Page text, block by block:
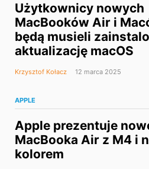
Użytkownicy nowych
MacBooków Air i
będą musieli
aktualizację macOS
Krzysztof Kołacz 12 marca 2025
APPLE
Apple prezentuje
MacBooka Air z M4 i
kolorem